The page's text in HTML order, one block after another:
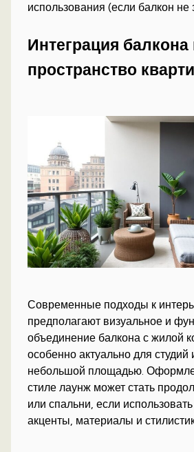
использования (если балкон не
Интеграция
пространство
Современные подходы к
предполагают визуальное и
объединение балкона с жилой
особенно актуально для студий
небольшой площадью.
стиле лаунж может стать
или спальни, если
акценты, материалы и